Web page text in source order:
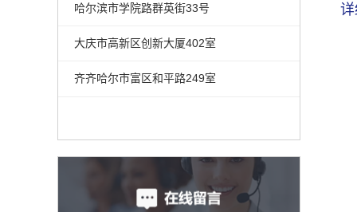
哈尔滨市学院路群英街33号
大庆市高新区创新大厦402室
齐齐哈尔市富区和平路249室